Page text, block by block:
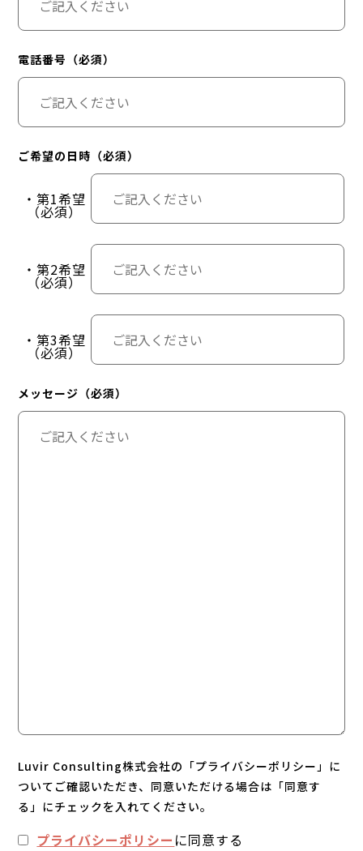
電話番号（必須）
ご希望の日時（必須）
・第1希望
（必須）
・第2希望
（必須）
・第3希望
（必須）
メッセージ（必須）
Luvir Consulting株式会社の「プライバシーポリシー」に
ついてご確認いただき、同意いただける場合は「同意す
る」にチェックを入れてください。
プライバシーポリシー に同意する